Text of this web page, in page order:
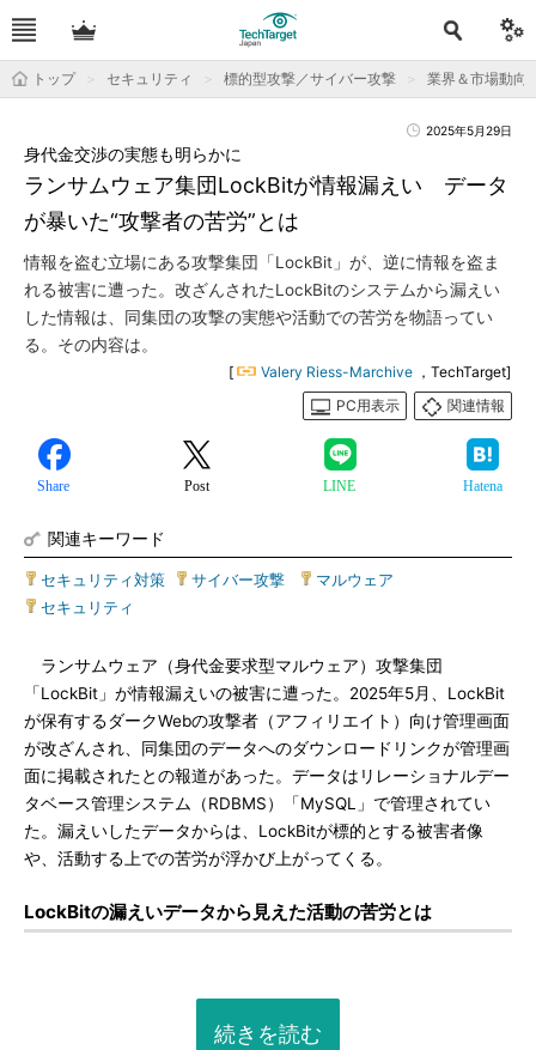
トップ セキュリティ 標的型攻撃／サイバー攻撃 業界＆市場動向
2025年5月29日
ランサムウェア集団LockBitが情報漏えい データ
が暴いた“攻撃者の苦労”とは
身代金交渉の実態も明らかに
情報を盗む立場にある攻撃集団「LockBit」が、逆に情報を盗ま
れる被害に遭った。改ざんされたLockBitのシステムから漏えい
した情報は、同集団の攻撃の実態や活動での苦労を物語ってい
る。その内容は。
[ Valery Riess-Marchive ，TechTarget]
PC用表示
関連情報
Share Post LINE Hatena
関連キーワード
セキュリティ対策 サイバー攻撃 マルウェア
セキュリティ
ランサムウェア（身代金要求型マルウェア）攻撃集団
「LockBit」が情報漏えいの被害に遭った。2025年5月、LockBit
が保有するダークWebの攻撃者（アフィリエイト）向け管理画面
が改ざんされ、同集団のデータへのダウンロードリンクが管理画
面に掲載されたとの報道があった。データはリレーショナルデー
タベース管理システム（RDBMS）「MySQL」で管理されてい
た。漏えいしたデータからは、LockBitが標的とする被害者像
や、活動する上での苦労が浮かび上がってくる。
LockBitの漏えいデータから見えた活動の苦労とは
続きを読む